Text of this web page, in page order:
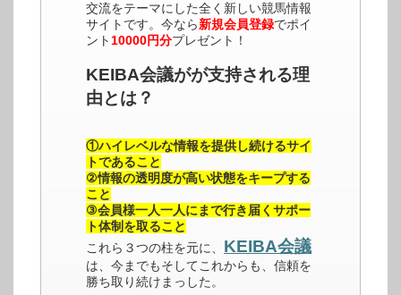
交流をテーマにした全く新しい競馬情報
サイトです。今なら新規会員登録でポイ
ント 10000円分プレゼント！
KEIBA会議がが支持される理
由とは？
①ハイレベルな情報を提供し続けるサイ
トであること
②情報の透明度が高い状態をキープする
こと
③会員様一人一人にまで行き届くサポー
ト体制を取ること
これら３つの柱を元に、 KEIBA会議
は、今までもそしてこれからも、信頼を
勝ち取り続けまっした。